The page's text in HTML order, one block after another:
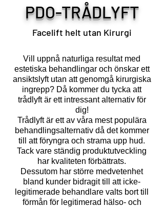
PDO-TRÅDLYFT
Facelift helt utan Kirurgi
Vill uppnå naturliga resultat med
estetiska behandlingar och önskar ett
ansiktslyft utan att genomgå kirurgiska
ingrepp? Då kommer du tycka att
trådlyft är ett intressant alternativ för
dig!
Trådlyft är ett av våra mest populära
behandlingsalternativ då det kommer
till att föryngra och strama upp hud.
Tack vare ständig produktutveckling
har kvaliteten förbättrats.
Dessutom har större medvetenhet
bland kunder bidragit till att icke-
legitimerade behandlare valts bort till
förmån för legitimerad hälso- och